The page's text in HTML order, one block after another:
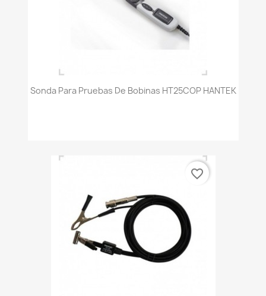
Sonda Para Pruebas De Bobinas HT25COP HANTEK
favorite_border